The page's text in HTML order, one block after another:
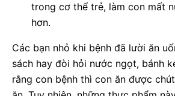
trong cơ thể trẻ, làm con mất
hơn.
Các bạn nhỏ khi bệnh đã lười ăn
sách hay đòi hỏi nước ngọt, bánh
rằng con bệnh thì con ăn được